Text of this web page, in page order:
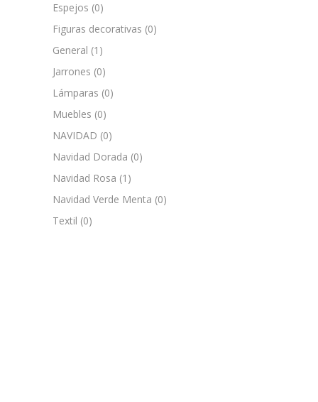
Espejos (0)
Figuras decorativas (0)
General (1)
Jarrones (0)
Lámparas (0)
Muebles (0)
NAVIDAD (0)
Navidad Dorada (0)
Navidad Rosa (1)
Navidad Verde Menta (0)
Textil (0)